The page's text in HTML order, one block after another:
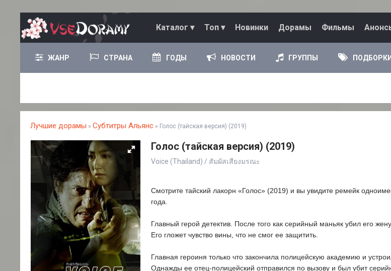
Каталог ▾ Топ ▾ Новинки Дорамы Фильмы
ЖАНР СТРАНА ГОДЫ НОВОСТИ ГРУППЫ ПОДБОРКИ
Лучшие дорамы » Субтитры Альянс » Голос (тайская версия) (2019)
Голос (тайская версия) (2019)
Voice (Thailand) / สัมผัสเสียงมรณะ
Смотрите тайский лакорн «Голос» (2019) и вы увидите ремейк
года.
Главный герой детектив. После того как серийный маньяк убил его
Его гложет чувство вины, что не смог ее защитить.
Главная героиня только что закончила полицейскую академию и
Однажды ее отец-полицейский отправился по вызову и был убит